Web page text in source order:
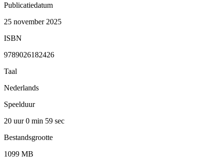
Publicatiedatum
25 november 2025
ISBN
9789026182426
Taal
Nederlands
Speelduur
20 uur 0 min 59 sec
Bestandsgrootte
1099 MB